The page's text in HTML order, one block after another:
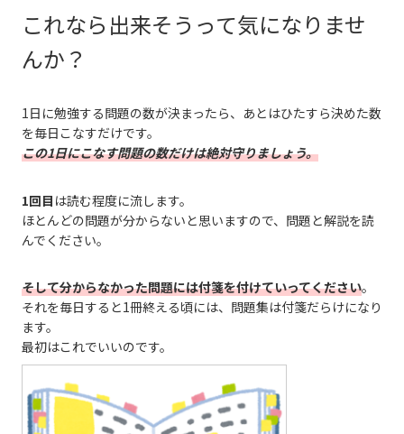
これなら出来そうって気になりませ
んか？
1日に勉強する問題の数が決まったら、あとはひたすら決めた数
を毎日こなすだけです。
この1日にこなす問題の数だけは絶対守りましょう。
1回目 は読む程度に流します。
ほとんどの問題が分からないと思いますので、問題と解説を読
んでください。
そして分からなかった問題には付箋を付けていってください。
それを毎日すると1冊終える頃には、問題集は付箋だらけになり
ます。
最初はこれでいいのです。